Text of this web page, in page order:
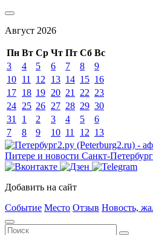
Август 2026
Пн Вт Ср Чт Пт Сб Вс
3
4 5 6 7 8
9
10 11 12 13 14 15 16
17 18 19 20 21 22 23
24 25 26 27 28 29 30
31
1 2 3 4 5
6
7
8 9 10 11 12 13
Добавить на сайт
Событие Место Отзыв Новость,